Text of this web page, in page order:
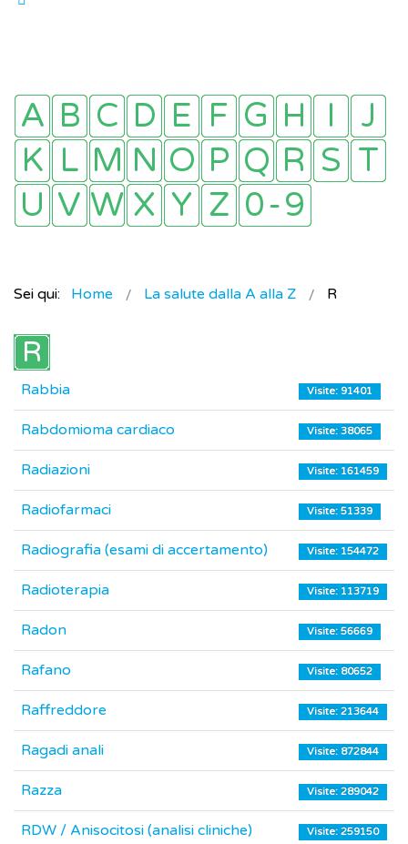
Sei qui: Home La salute dalla A alla Z R
Rabbia Visite: 91401
Rabdomioma cardiaco Visite: 38065
Radiazioni Visite: 161459
Radiofarmaci Visite: 51339
Radiografia (esami di accertamento) Visite: 154472
Radioterapia Visite: 113719
Radon Visite: 56669
Rafano Visite: 80652
Raffreddore Visite: 213644
Ragadi anali Visite: 872844
Razza Visite: 289042
RDW / Anisocitosi (analisi cliniche) Visite: 259150